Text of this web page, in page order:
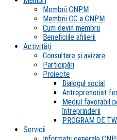
Membrii CNPM
Membrii CC a CNPM
Cum devin membru
Beneficiile afilierii
Activități
Consultare și avizare
Participări
Proiecte
Dialogul social
Antreprenoriat
Mediul favorabil
întreprinderii
PROGRAM DE
Servicii